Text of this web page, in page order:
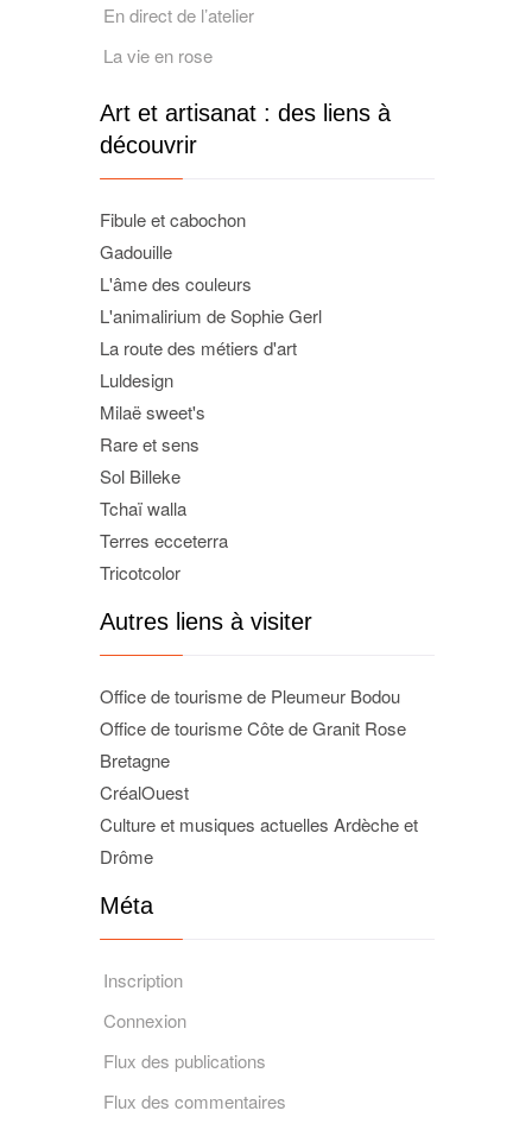
En direct de l’atelier
La vie en rose
Art et artisanat : des liens à
découvrir
Fibule et cabochon
Gadouille
L'âme des couleurs
L'animalirium de Sophie Gerl
La route des métiers d'art
Luldesign
Milaë sweet's
Rare et sens
Sol Billeke
Tchaï walla
Terres ecceterra
Tricotcolor
Autres liens à visiter
Office de tourisme de Pleumeur Bodou
Office de tourisme Côte de Granit Rose
Bretagne
CréalOuest
Culture et musiques actuelles Ardèche et
Drôme
Méta
Inscription
Connexion
Flux des publications
Flux des commentaires